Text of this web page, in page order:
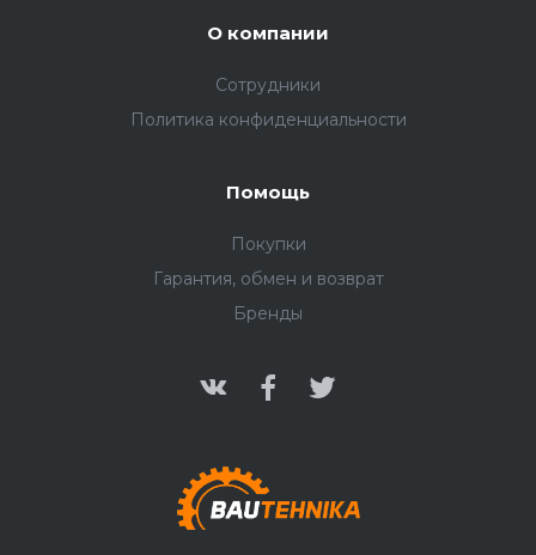
О компании
Сотрудники
Политика конфиденциальности
Помощь
Покупки
Гарантия, обмен и возврат
Бренды